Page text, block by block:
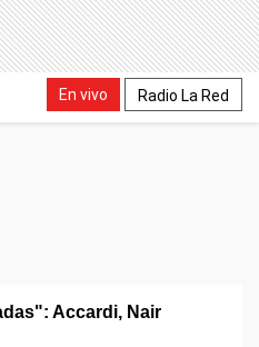
En vivo Radio La Red
Accardi, Nair